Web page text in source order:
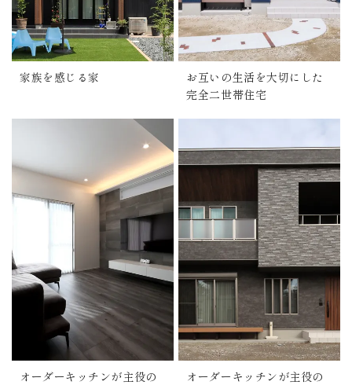
家族を感じる家
お互いの生活を大切にした
完全二世帯住宅
オーダーキッチンが主役の オーダーキッチンが主役の